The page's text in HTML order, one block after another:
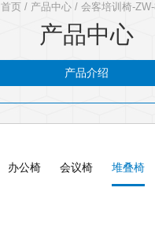
首页 / 产品中心 / 会客培训椅-
产品中心
产品介绍
办公椅 会议椅 堆叠椅